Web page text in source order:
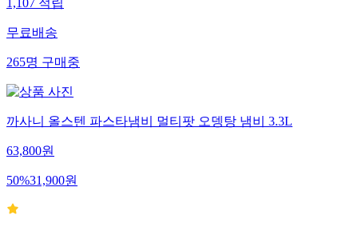
1,107적립
무료배송
265명구매중
까사니 올스텐 파스타냄비 멀티팟 오뎅탕 냄비 3.3L
63,800원
50%31,900원